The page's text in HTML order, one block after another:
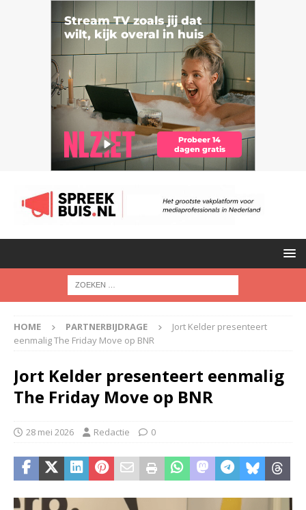
HOME PARTNERBIJDRAGE
Jort Kelder presenteert
eenmalig The Friday Move op BNR
Jort Kelder presenteert eenmalig
The Friday Move op BNR
28 mei 2026 Redactie 0